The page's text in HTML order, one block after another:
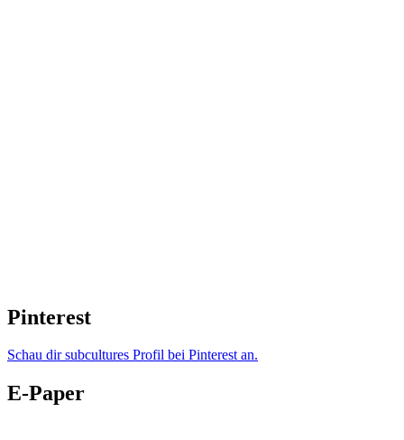
Pinterest
Schau dir subcultures Profil bei Pinterest an.
E-Paper